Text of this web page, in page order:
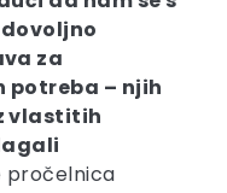
za
potreba – njih
vlastitih
pročelnica